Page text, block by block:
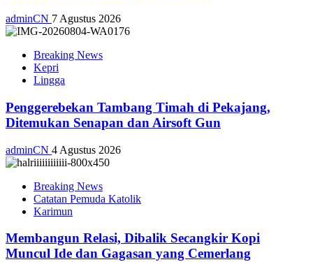
adminCN 7 Agustus 2026
Breaking News
Kepri
Lingga
Penggerebekan Tambang Timah di Pekajang,
Ditemukan Senapan dan Airsoft Gun
adminCN 4 Agustus 2026
Breaking News
Catatan Pemuda Katolik
Karimun
Membangun Relasi, Dibalik Secangkir Kopi
Muncul Ide dan Gagasan yang Cemerlang